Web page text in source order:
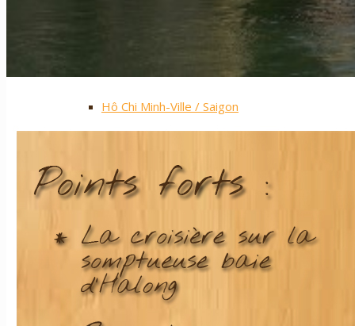
Hô Chi Minh-Ville / Saigon
Mui Ne
L’île de Phu Quoc
L’archipel de Con Dao